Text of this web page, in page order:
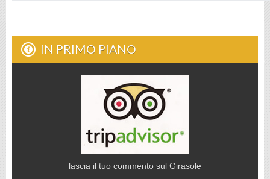
IN PRIMO PIANO
lascia il tuo commento sul Girasole